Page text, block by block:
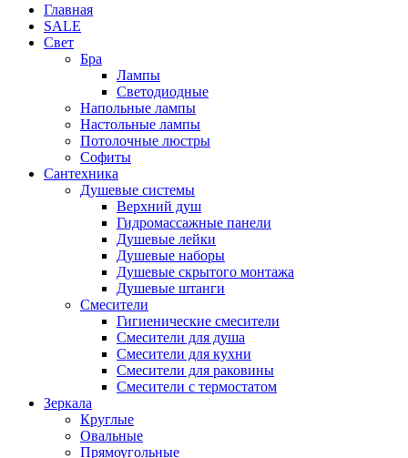
Главная
SALE
Свет
Бра
Лампы
Светодиодные
Напольные лампы
Настольные лампы
Потолочные люстры
Софиты
Сантехника
Душевые системы
Верхний душ
Гидромассажные панели
Душевые лейки
Душевые наборы
Душевые скрытого монтажа
Душевые штанги
Смесители
Гигиенические смесители
Смесители для душа
Смесители для кухни
Смесители для раковины
Смесители с термостатом
Зеркала
Круглые
Овальные
Прямоугольные